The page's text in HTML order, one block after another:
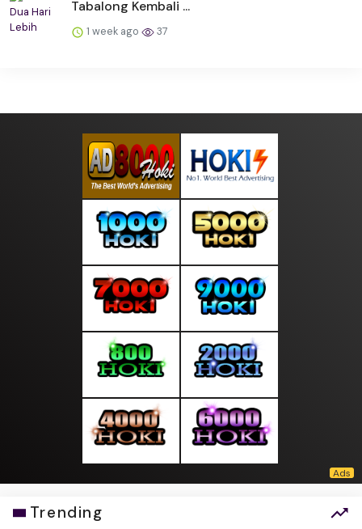
Tabalong Kembali ...
1 week ago 37
Trending